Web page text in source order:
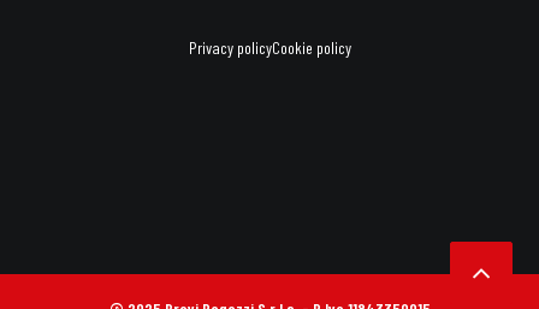
Privacy policyCookie policy